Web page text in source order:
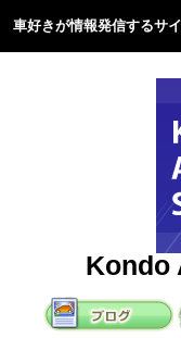
車好きが情報発信するサ
Kondo